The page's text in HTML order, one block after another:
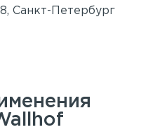
Санкт-Петербург